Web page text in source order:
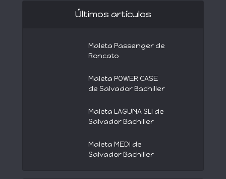
Últimos artículos
Maleta Passenger de
Roncato
Maleta POWER CASE
de Salvador Bachiller
Maleta LAGUNA SLI de
Salvador Bachiller
Maleta MEDI de
Salvador Bachiller